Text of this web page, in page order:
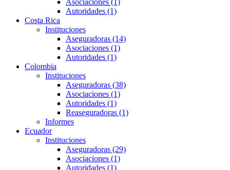
Asociaciones (1)
Autoridades (1)
Costa Rica
Instituciones
Aseguradoras (14)
Asociaciones (1)
Autoridades (1)
Colombia
Instituciones
Aseguradoras (38)
Asociaciones (1)
Autoridades (1)
Reaseguradoras (1)
Informes
Ecuador
Instituciones
Aseguradoras (29)
Asociaciones (1)
Autoridades (1)